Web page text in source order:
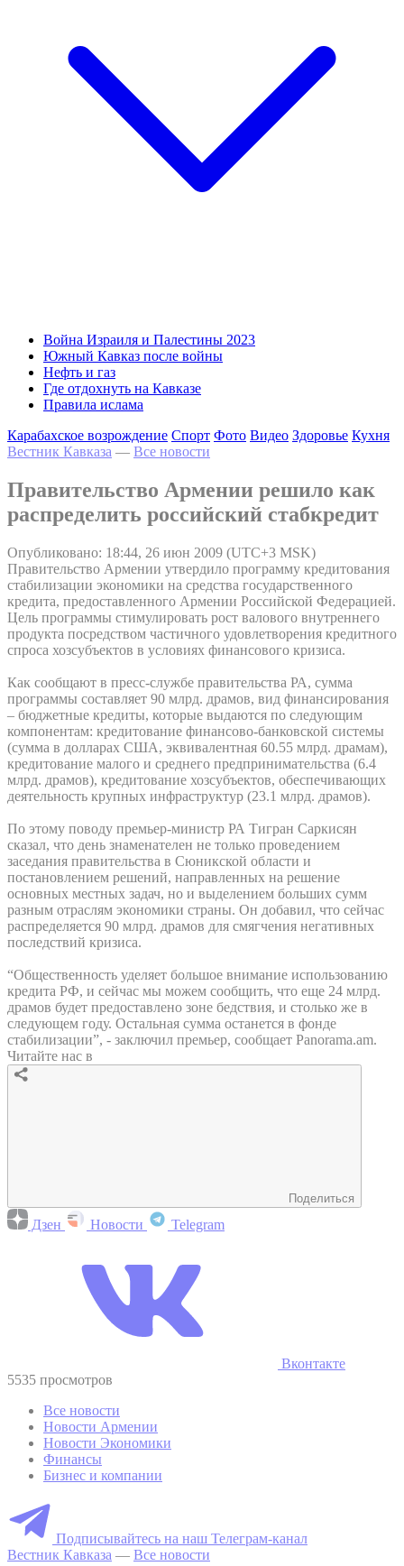
Война Израиля и Палестины 2023
Южный Кавказ после войны
Нефть и газ
Где отдохнуть на Кавказе
Правила ислама
Карабахское возрождение Спорт Фото Видео Здоровье Кухня
Вестник Кавказа — Все новости
Правительство Армении решило как
распределить российский стабкредит
Опубликовано: 18:44, 26 июн 2009 (UTC+3 MSK)
Правительство Армении утвердило программу кредитования
стабилизации экономики на средства государственного
кредита, предоставленного Армении Российской Федерацией.
Цель программы стимулировать рост валового внутреннего
продукта посредством частичного удовлетворения кредитного
спроса хозсубъектов в условиях финансового кризиса.
Как сообщают в пресс-службе правительства РА, сумма
программы составляет 90 млрд. драмов, вид финансирования
– бюджетные кредиты, которые выдаются по следующим
компонентам: кредитование финансово-банковской системы
(сумма в долларах США, эквивалентная 60.55 млрд. драмам),
кредитование малого и среднего предпринимательства (6.4
млрд. драмов), кредитование хозсубъектов, обеспечивающих
деятельность крупных инфраструктур (23.1 млрд. драмов).
По этому поводу премьер-министр РА Тигран Саркисян
сказал, что день знаменателен не только проведением
заседания правительства в Сюникской области и
постановлением решений, направленных на решение
основных местных задач, но и выделением больших сумм
разным отраслям экономики страны. Он добавил, что сейчас
распределяется 90 млрд. драмов для смягчения негативных
последствий кризиса.
“Общественность уделяет большое внимание использованию
кредита РФ, и сейчас мы можем сообщить, что еще 24 млрд.
драмов будет предоставлено зоне бедствия, и столько же в
следующем году. Остальная сумма останется в фонде
стабилизации”, - заключил премьер, сообщает Panorama.am.
Читайте нас в
Поделиться
Дзен Новости Telegram
Вконтакте
5535 просмотров
Все новости
Новости Армении
Новости Экономики
Финансы
Бизнес и компании
Подписывайтесь на наш Телеграм-канал
Вестник Кавказа — Все новости